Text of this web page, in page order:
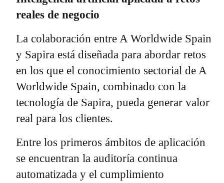
reales de negocio
La colaboración entre A Worldwide Spain
y Sapira está diseñada para abordar retos
en los que el conocimiento sectorial de A
Worldwide Spain, combinado con la
tecnología de Sapira, pueda generar valor
real para los clientes.
Entre los primeros ámbitos de aplicación
se encuentran la auditoría continua
automatizada y el cumplimiento